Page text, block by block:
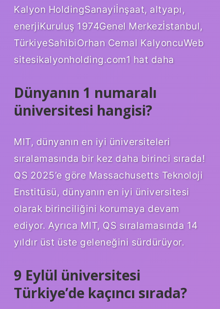
Kalyon HoldingSanayiİnşaat, altyapı,
enerjiKuruluş 1974Genel Merkezİstanbul,
TürkiyeSahibiOrhan Cemal KalyoncuWeb
sitesikalyonholding.com1 hat daha
Dünyanın 1 numaralı
üniversitesi hangisi?
MIT, dünyanın en iyi üniversiteleri
sıralamasında bir kez daha birinci sırada!
QS 2025’e göre Massachusetts Teknoloji
Enstitüsü, dünyanın en iyi üniversitesi
olarak birinciliğini korumaya devam
ediyor. Ayrıca MIT, QS sıralamasında 14
yıldır üst üste geleneğini sürdürüyor.
9 Eylül üniversitesi
Türkiye’de kaçıncı sırada?